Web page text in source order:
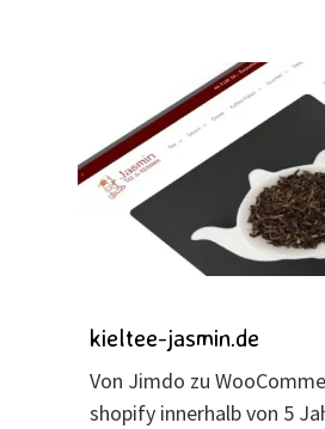
kieltee-jasmin.de
Von Jimdo zu
shopify innerhalb von 5